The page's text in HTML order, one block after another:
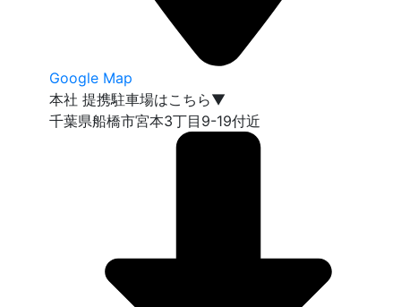
Google Map
本社 提携駐車場はこちら▼
千葉県船橋市宮本3丁目9-19付近